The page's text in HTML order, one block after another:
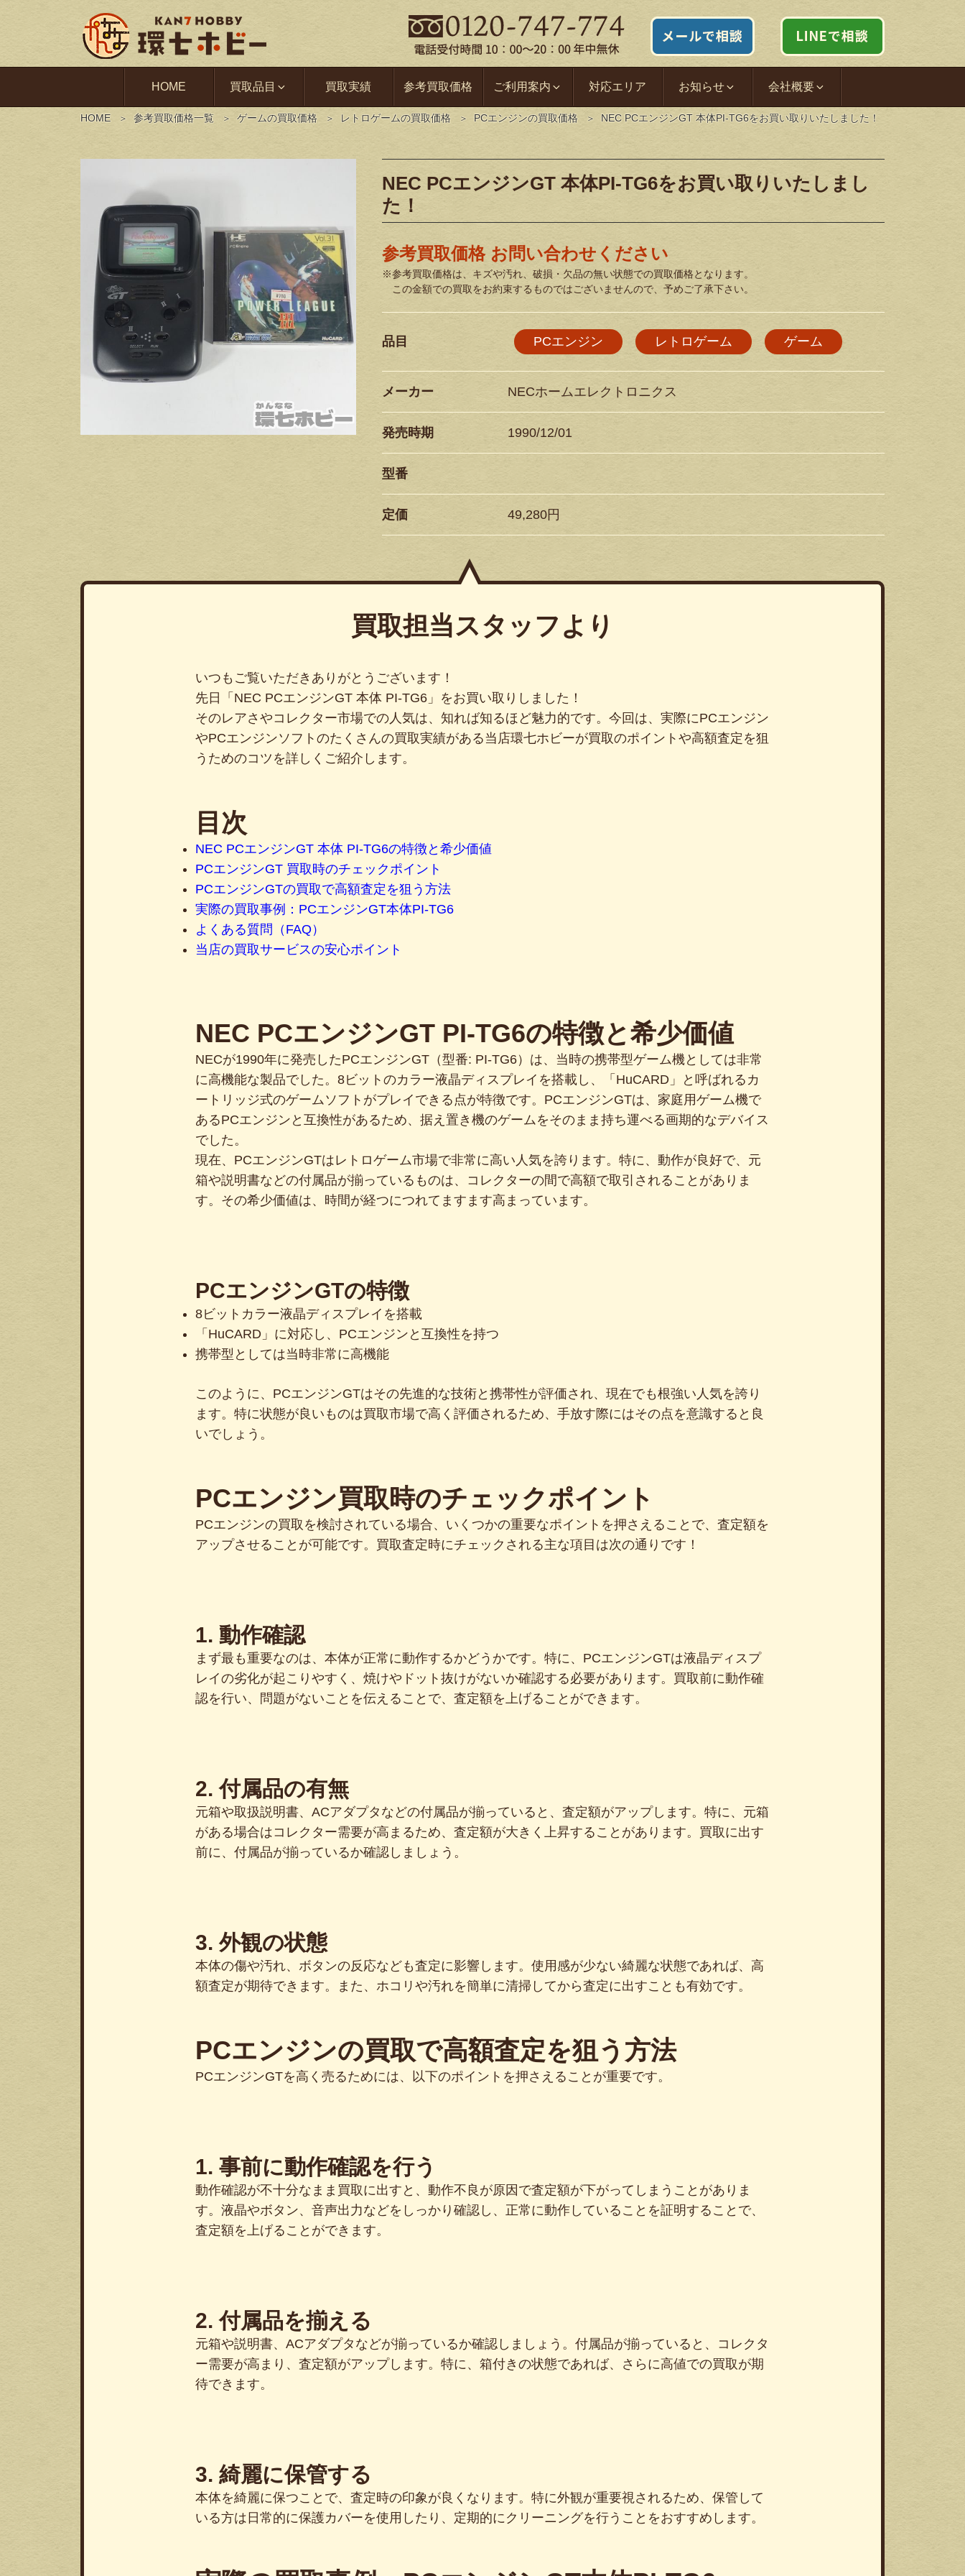
HOME 買取品目 買取実績 参考買取価格 ご利用案内 対応エリア お知らせ 会社概要
HOME 参考買取価格一覧 ゲームの買取価格 レトロゲームの買取価格 PCエンジンの買取価格 NEC PCエンジンGT 本体PI-TG6をお買い取りいたしました！
NEC PCエンジンGT 本体PI-TG6をお買い取りいたしまし
た！
参考買取価格 お問い合わせください
※参考買取価格は、キズや汚れ、破損・欠品の無い状態での買取価格となります。
この金額での買取をお約束するものではございませんので、予めご了承下さい。
品目 PCエンジン レトロゲーム ゲーム
メーカー NECホームエレクトロニクス
発売時期 1990/12/01
型番
定価 49,280円
買取担当スタッフより
いつもご覧いただきありがとうございます！
先日「NEC PCエンジンGT 本体 PI-TG6」をお買い取りしました！
そのレアさやコレクター市場での人気は、知れば知るほど魅力的です。今回は、実際にPCエンジン
やPCエンジンソフトのたくさんの買取実績がある当店環七ホビーが買取のポイントや高額査定を狙
うためのコツを詳しくご紹介します。
目次
NEC PCエンジンGT 本体 PI-TG6の特徴と希少価値
PCエンジンGT 買取時のチェックポイント
PCエンジンGTの買取で高額査定を狙う方法
実際の買取事例：PCエンジンGT本体PI-TG6
よくある質問（FAQ）
当店の買取サービスの安心ポイント
NEC PCエンジンGT PI-TG6の特徴と希少価値
NECが1990年に発売したPCエンジンGT（型番: PI-TG6）は、当時の携帯型ゲーム機としては非常
に高機能な製品でした。8ビットのカラー液晶ディスプレイを搭載し、「HuCARD」と呼ばれるカ
ートリッジ式のゲームソフトがプレイできる点が特徴です。PCエンジンGTは、家庭用ゲーム機で
あるPCエンジンと互換性があるため、据え置き機のゲームをそのまま持ち運べる画期的なデバイス
でした。
現在、PCエンジンGTはレトロゲーム市場で非常に高い人気を誇ります。特に、動作が良好で、元
箱や説明書などの付属品が揃っているものは、コレクターの間で高額で取引されることがありま
す。その希少価値は、時間が経つにつれてますます高まっています。
PCエンジンGTの特徴
8ビットカラー液晶ディスプレイを搭載
「HuCARD」に対応し、PCエンジンと互換性を持つ
携帯型としては当時非常に高機能
このように、PCエンジンGTはその先進的な技術と携帯性が評価され、現在でも根強い人気を誇り
ます。特に状態が良いものは買取市場で高く評価されるため、手放す際にはその点を意識すると良
いでしょう。
PCエンジン買取時のチェックポイント
PCエンジンの買取を検討されている場合、いくつかの重要なポイントを押さえることで、査定額を
アップさせることが可能です。買取査定時にチェックされる主な項目は次の通りです！
1. 動作確認
まず最も重要なのは、本体が正常に動作するかどうかです。特に、PCエンジンGTは液晶ディスプ
レイの劣化が起こりやすく、焼けやドット抜けがないか確認する必要があります。買取前に動作確
認を行い、問題がないことを伝えることで、査定額を上げることができます。
2. 付属品の有無
元箱や取扱説明書、ACアダプタなどの付属品が揃っていると、査定額がアップします。特に、元箱
がある場合はコレクター需要が高まるため、査定額が大きく上昇することがあります。買取に出す
前に、付属品が揃っているか確認しましょう。
3. 外観の状態
本体の傷や汚れ、ボタンの反応なども査定に影響します。使用感が少ない綺麗な状態であれば、高
額査定が期待できます。また、ホコリや汚れを簡単に清掃してから査定に出すことも有効です。
PCエンジンの買取で高額査定を狙う方法
PCエンジンGTを高く売るためには、以下のポイントを押さえることが重要です。
1. 事前に動作確認を行う
動作確認が不十分なまま買取に出すと、動作不良が原因で査定額が下がってしまうことがありま
す。液晶やボタン、音声出力などをしっかり確認し、正常に動作していることを証明することで、
査定額を上げることができます。
2. 付属品を揃える
元箱や説明書、ACアダプタなどが揃っているか確認しましょう。付属品が揃っていると、コレクタ
ー需要が高まり、査定額がアップします。特に、箱付きの状態であれば、さらに高値での買取が期
待できます。
3. 綺麗に保管する
本体を綺麗に保つことで、査定時の印象が良くなります。特に外観が重要視されるため、保管して
いる方は日常的に保護カバーを使用したり、定期的にクリーニングを行うことをおすすめします。